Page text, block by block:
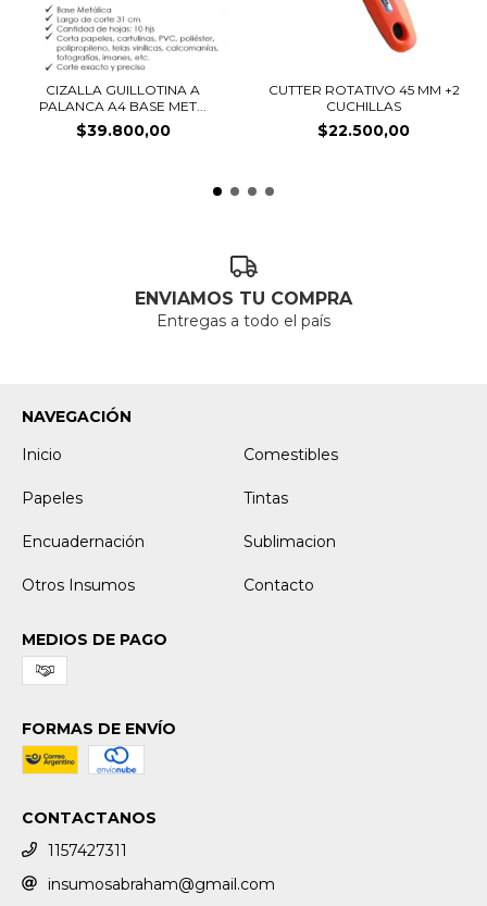
CIZALLA GUILLOTINA A
PALANCA A4 BASE MET...
$39.800,00
CUTTER ROTATIVO 45 MM +2
CUCHILLAS
$22.500,00
ENVIAMOS TU COMPRA
Entregas a todo el país
NAVEGACIÓN
Inicio
Comestibles
Papeles Tintas
Encuadernación Sublimacion
Otros Insumos Contacto
MEDIOS DE PAGO
FORMAS DE ENVÍO
CONTACTANOS
1157427311
insumosabraham@gmail.com